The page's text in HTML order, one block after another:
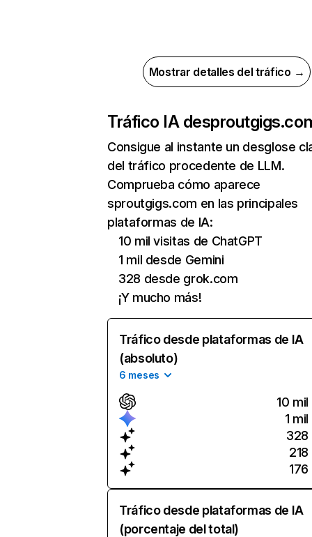
Mostrar detalles del tráfico →
Tráfico IA de
Consigue al instante un desglose
del tráfico procedente de LLM.
Comprueba cómo aparece
sproutgigs.com en las principales
plataformas de IA:
10 mil visitas de ChatGPT
1 mil desde Gemini
328 desde grok.com
¡Y mucho más!
Tráfico desde plataformas de IA
(absoluto)
6 meses
10 mil
1 mil
328
218
176
Tráfico desde plataformas de IA
(porcentaje del total)